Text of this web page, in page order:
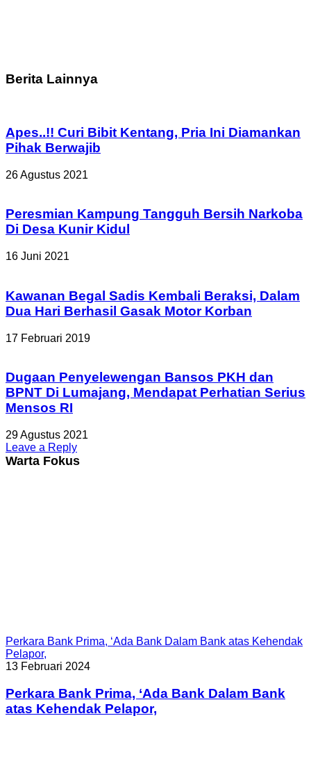
Berita Lainnya
Apes..!! Curi Bibit Kentang, Pria Ini Diamankan
Pihak Berwajib
26 Agustus 2021
Peresmian Kampung Tangguh Bersih Narkoba
Di Desa Kunir Kidul
16 Juni 2021
Kawanan Begal Sadis Kembali Beraksi, Dalam
Dua Hari Berhasil Gasak Motor Korban
17 Februari 2019
Dugaan Penyelewengan Bansos PKH dan
BPNT Di Lumajang, Mendapat Perhatian Serius
Mensos RI
29 Agustus 2021
Leave a Reply
Warta Fokus
Perkara Bank Prima, ‘Ada Bank Dalam Bank atas Kehendak
Pelapor,
13 Februari 2024
Perkara Bank Prima, ‘Ada Bank Dalam Bank
atas Kehendak Pelapor,